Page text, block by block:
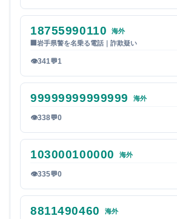
18755990110
海外
岩手県警を名乗る電話｜詐欺疑い
👁341💬1
99999999999999 海外
👁338💬0
103000100000 海外
👁335💬0
8811490460
海外